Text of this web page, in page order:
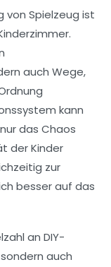
von Spielzeug ist
auch Wege,
kann
das Chaos
der Kinder
zur
besser auf das
an DIY-
auch